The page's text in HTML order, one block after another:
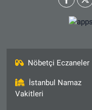
Nöbetçi Eczaneler
İstanbul Namaz
Vakitleri